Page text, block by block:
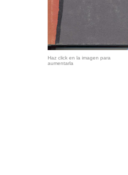
Haz click en la imagen para
aumentarla